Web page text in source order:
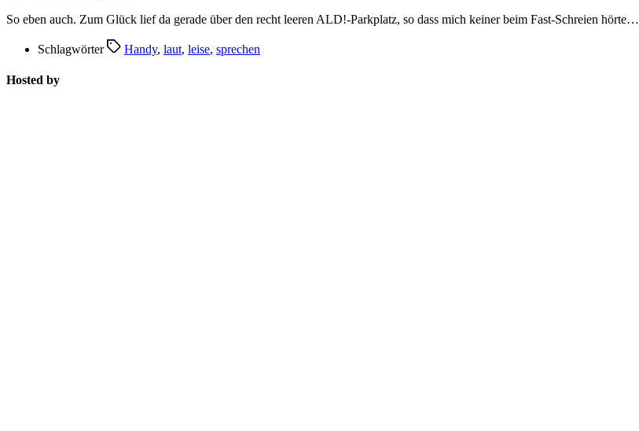
So eben auch. Zum Glück lief da gerade über den recht leeren ALD!-Parkplatz, so dass mich keiner beim Fast-Schreien hörte…
Schlagwörter Handy, laut, leise, sprechen
Hosted by